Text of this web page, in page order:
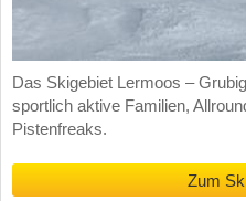
Das Skigebiet Lermoos –
sportlich aktive Familien,
Pistenfreaks.
Zum